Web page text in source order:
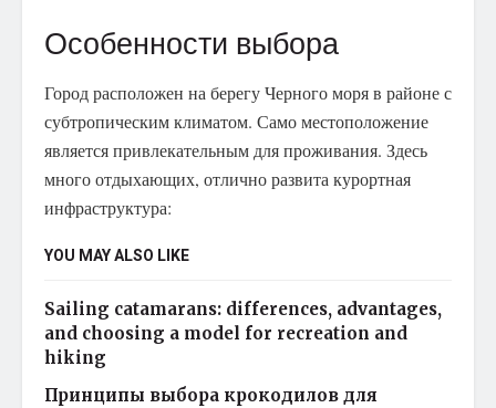
Особенности выбора
Город расположен на берегу Черного моря в районе с
субтропическим климатом. Само местоположение
является привлекательным для проживания. Здесь
много отдыхающих, отлично развита курортная
инфраструктура:
YOU MAY ALSO LIKE
Sailing catamarans: differences, advantages,
and choosing a model for recreation and
hiking
Принципы выбора крокодилов для